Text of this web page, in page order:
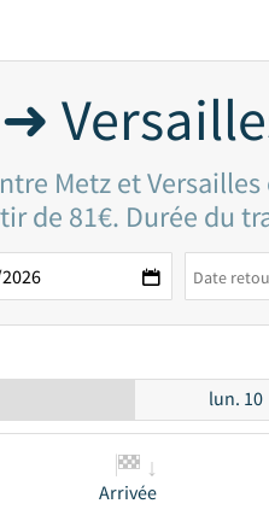
Metz et
de 81€. Durée du
lun. 10
Arrivée